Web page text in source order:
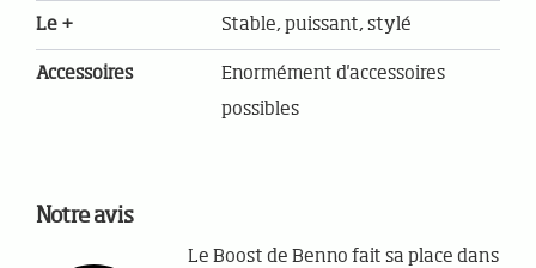
Le + Stable, puissant, stylé
Accessoires
Enormément d'accessoires
possibles
Notre avis
Le Boost de Benno fait sa place dans